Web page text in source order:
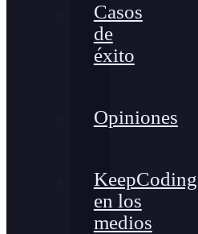
Casos
de
éxito
Opiniones
KeepCoding
en los
medios